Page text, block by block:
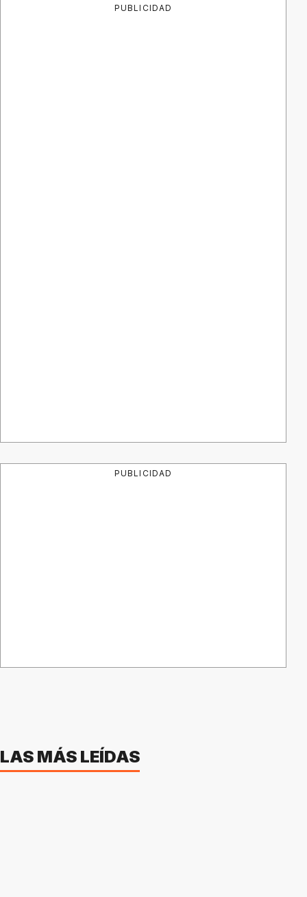
PUBLICIDAD
PUBLICIDAD
LAS MÁS LEÍDAS